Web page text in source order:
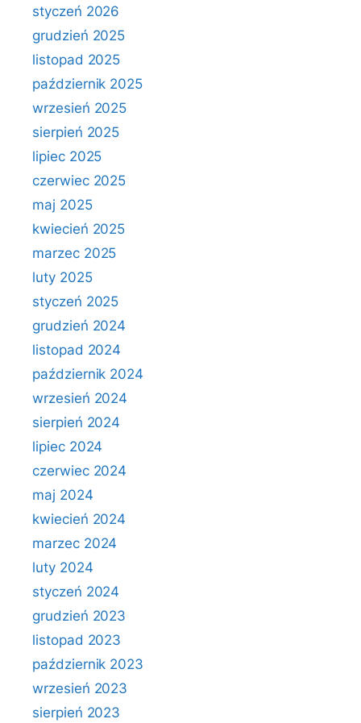
styczeń 2026
grudzień 2025
listopad 2025
październik 2025
wrzesień 2025
sierpień 2025
lipiec 2025
czerwiec 2025
maj 2025
kwiecień 2025
marzec 2025
luty 2025
styczeń 2025
grudzień 2024
listopad 2024
październik 2024
wrzesień 2024
sierpień 2024
lipiec 2024
czerwiec 2024
maj 2024
kwiecień 2024
marzec 2024
luty 2024
styczeń 2024
grudzień 2023
listopad 2023
październik 2023
wrzesień 2023
sierpień 2023